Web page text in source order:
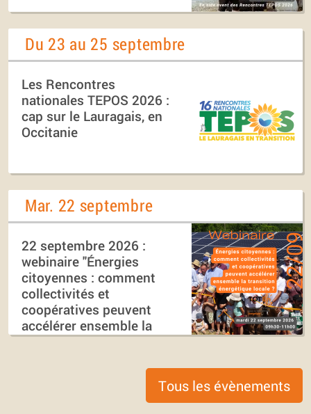
Du 23 au 25 septembre
Les Rencontres
nationales TEPOS 2026 :
cap sur le Lauragais, en
Occitanie
Mar. 22 septembre
22 septembre 2026 :
webinaire "Énergies
citoyennes : comment
collectivités et
coopératives peuvent
accélérer ensemble la
transition énergétique
Tous les évènements